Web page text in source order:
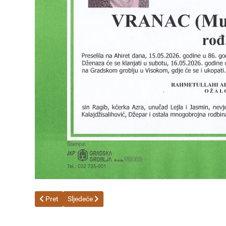
Prethodni članak: RAMADANI (Derviš) FADILA 19.05.2026. u
Pret Sljedeći članak: LEMEŠ (Arif) ČATIBA 14.05.2026. u
Sljedeće